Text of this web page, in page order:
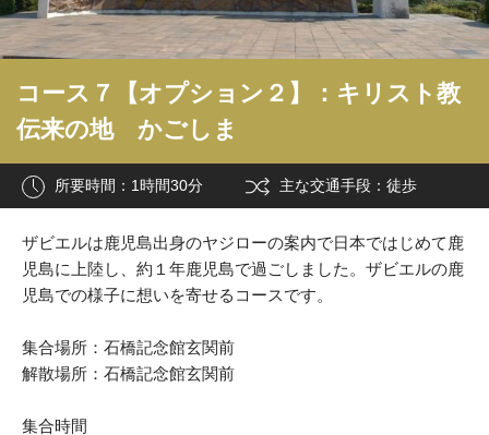
コース７【オプション２】：キリスト教
伝来の地 かごしま
所要時間：1時間30分 主な交通手段：徒歩
ザビエルは鹿児島出身のヤジローの案内で日本ではじめて鹿
児島に上陸し、約１年鹿児島で過ごしました。ザビエルの鹿
児島での様子に想いを寄せるコースです。
集合場所：石橋記念館玄関前
解散場所：石橋記念館玄関前
集合時間